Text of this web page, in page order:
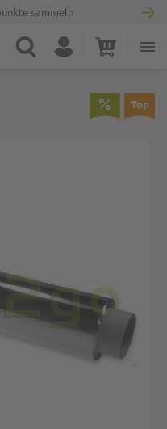
sammeln
Suche Konto Warenkorb
Top